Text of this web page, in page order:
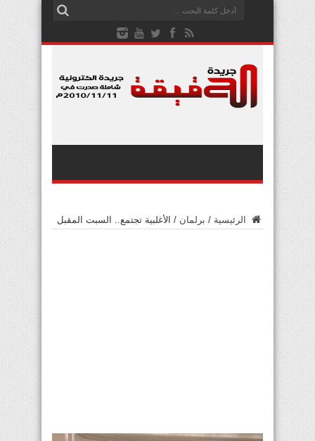
الرئيسية / برلمان / الأغلبية تجتمع.. السبت المقبل